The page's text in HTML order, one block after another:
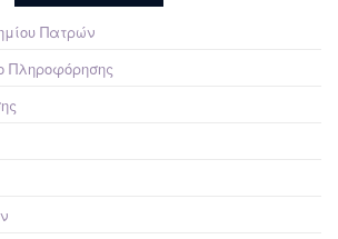
Πατρών
Πληροφόρησης